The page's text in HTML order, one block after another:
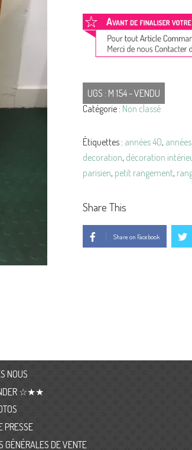
UGS : M 154 - VENDU
Catégorie : Non classé
Étiquettes : années 40,
decoration, décoration
parisien, petit rangement,
Share This
Share on Facebook
NOUS
☆★★
PRESSE
GÉNÉRALES DE VENTE